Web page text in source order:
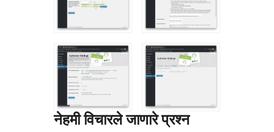
नेहमी विचारले जाणारे प्रश्न